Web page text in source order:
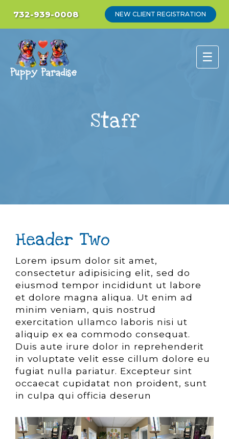
732-939-0008 NEW CLIENT REGISTRATION
☰
Staff
Header Two
Lorem ipsum dolor sit amet,
consectetur adipisicing elit, sed do
eiusmod tempor incididunt ut labore
et dolore magna aliqua. Ut enim ad
minim veniam, quis nostrud
exercitation ullamco laboris nisi ut
aliquip ex ea commodo consequat.
Duis aute irure dolor in reprehenderit
in voluptate velit esse cillum dolore eu
fugiat nulla pariatur. Excepteur sint
occaecat cupidatat non proident, sunt
in culpa qui officia deserun